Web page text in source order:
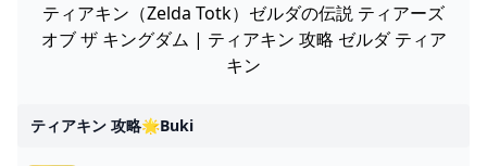
ティアキン（Zelda Totk）ゼルダの伝説 ティアーズ
オブ ザ キングダム | ティアキン 攻略 ゼルダ ティア
キン
ティアキン 攻略🌟buki